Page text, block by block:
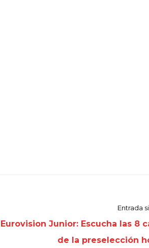
Entrada
Eurovision Junior: Escucha las 8
de la preselección